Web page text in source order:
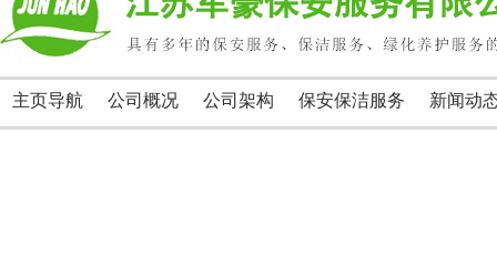
主页导航 公司概况 公司架构 保安保洁服务 新闻动